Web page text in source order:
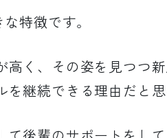
特徴です。
く、その姿を見つつ
継続できる理由だと思